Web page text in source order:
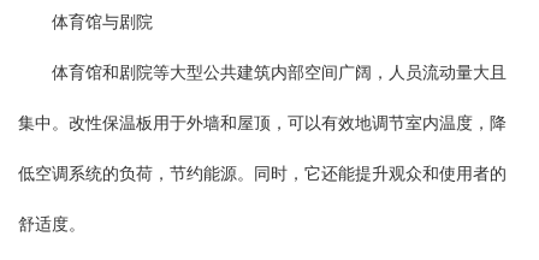
体育馆与剧院
体育馆和剧院等大型公共建筑内部空间广阔，人员流动量大且
集中。改性保温板用于外墙和屋顶，可以有效地调节室内温度，降
低空调系统的负荷，节约能源。同时，它还能提升观众和使用者的
舒适度。